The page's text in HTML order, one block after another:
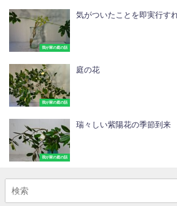
我が家の庭の話
気がついたことを即実行す
我が家の庭の話
庭の花
我が家の庭の話
瑞々しい紫陽花の季節到来